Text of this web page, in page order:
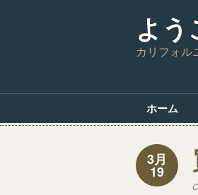
よう
カリフォル
ホーム
3月
19